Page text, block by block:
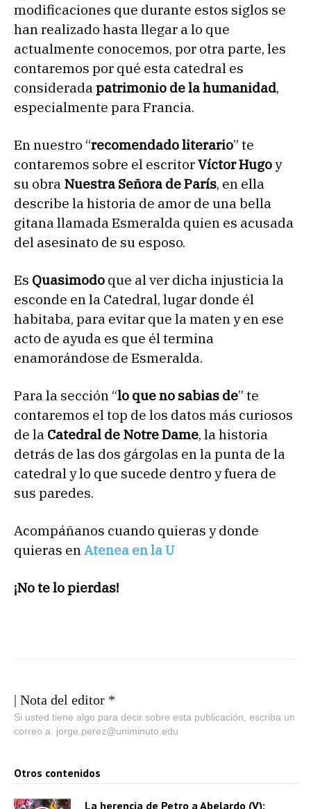
modificaciones que durante estos siglos se
han realizado hasta llegar a lo que
actualmente conocemos, por otra parte, les
contaremos por qué esta catedral es
consideradapatrimonio de la humanidad,
especialmente para Francia.
En nuestro “recomendado literario” te
contaremos sobre el escritorVíctor Hugoy
su obra Nuestra Señora de París, en ella
describe la historia de amor de una bella
gitana llamada Esmeralda quien es acusada
del asesinato de su esposo.
Es Quasimodo que al ver dicha injusticia la
esconde en la Catedral, lugar donde él
habitaba, para evitar que la maten y en ese
acto de ayuda es que él termina
enamorándose de Esmeralda.
Para la sección “lo que no sabias de” te
contaremos el top de los datos más curiosos
de la Catedral de Notre Dame, la historia
detrás de las dos gárgolas en la punta de la
catedral y lo que sucede dentro y fuera de
sus paredes.
Acompáñanos cuando quieras y donde
quieras enAtenea en la U
¡No te lo pierdas!
| Nota del editor *
Si usted tiene algo para decir sobre esta publicación, escriba un
correo a: jorge.perez@uniminuto.edu
Otros contenidos
La herencia de Petro a Abelardo (V):